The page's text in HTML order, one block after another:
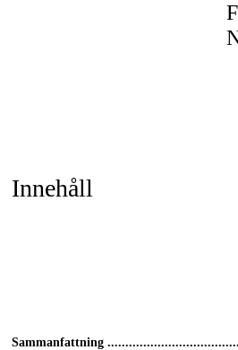
Innehåll
Sammanfattning